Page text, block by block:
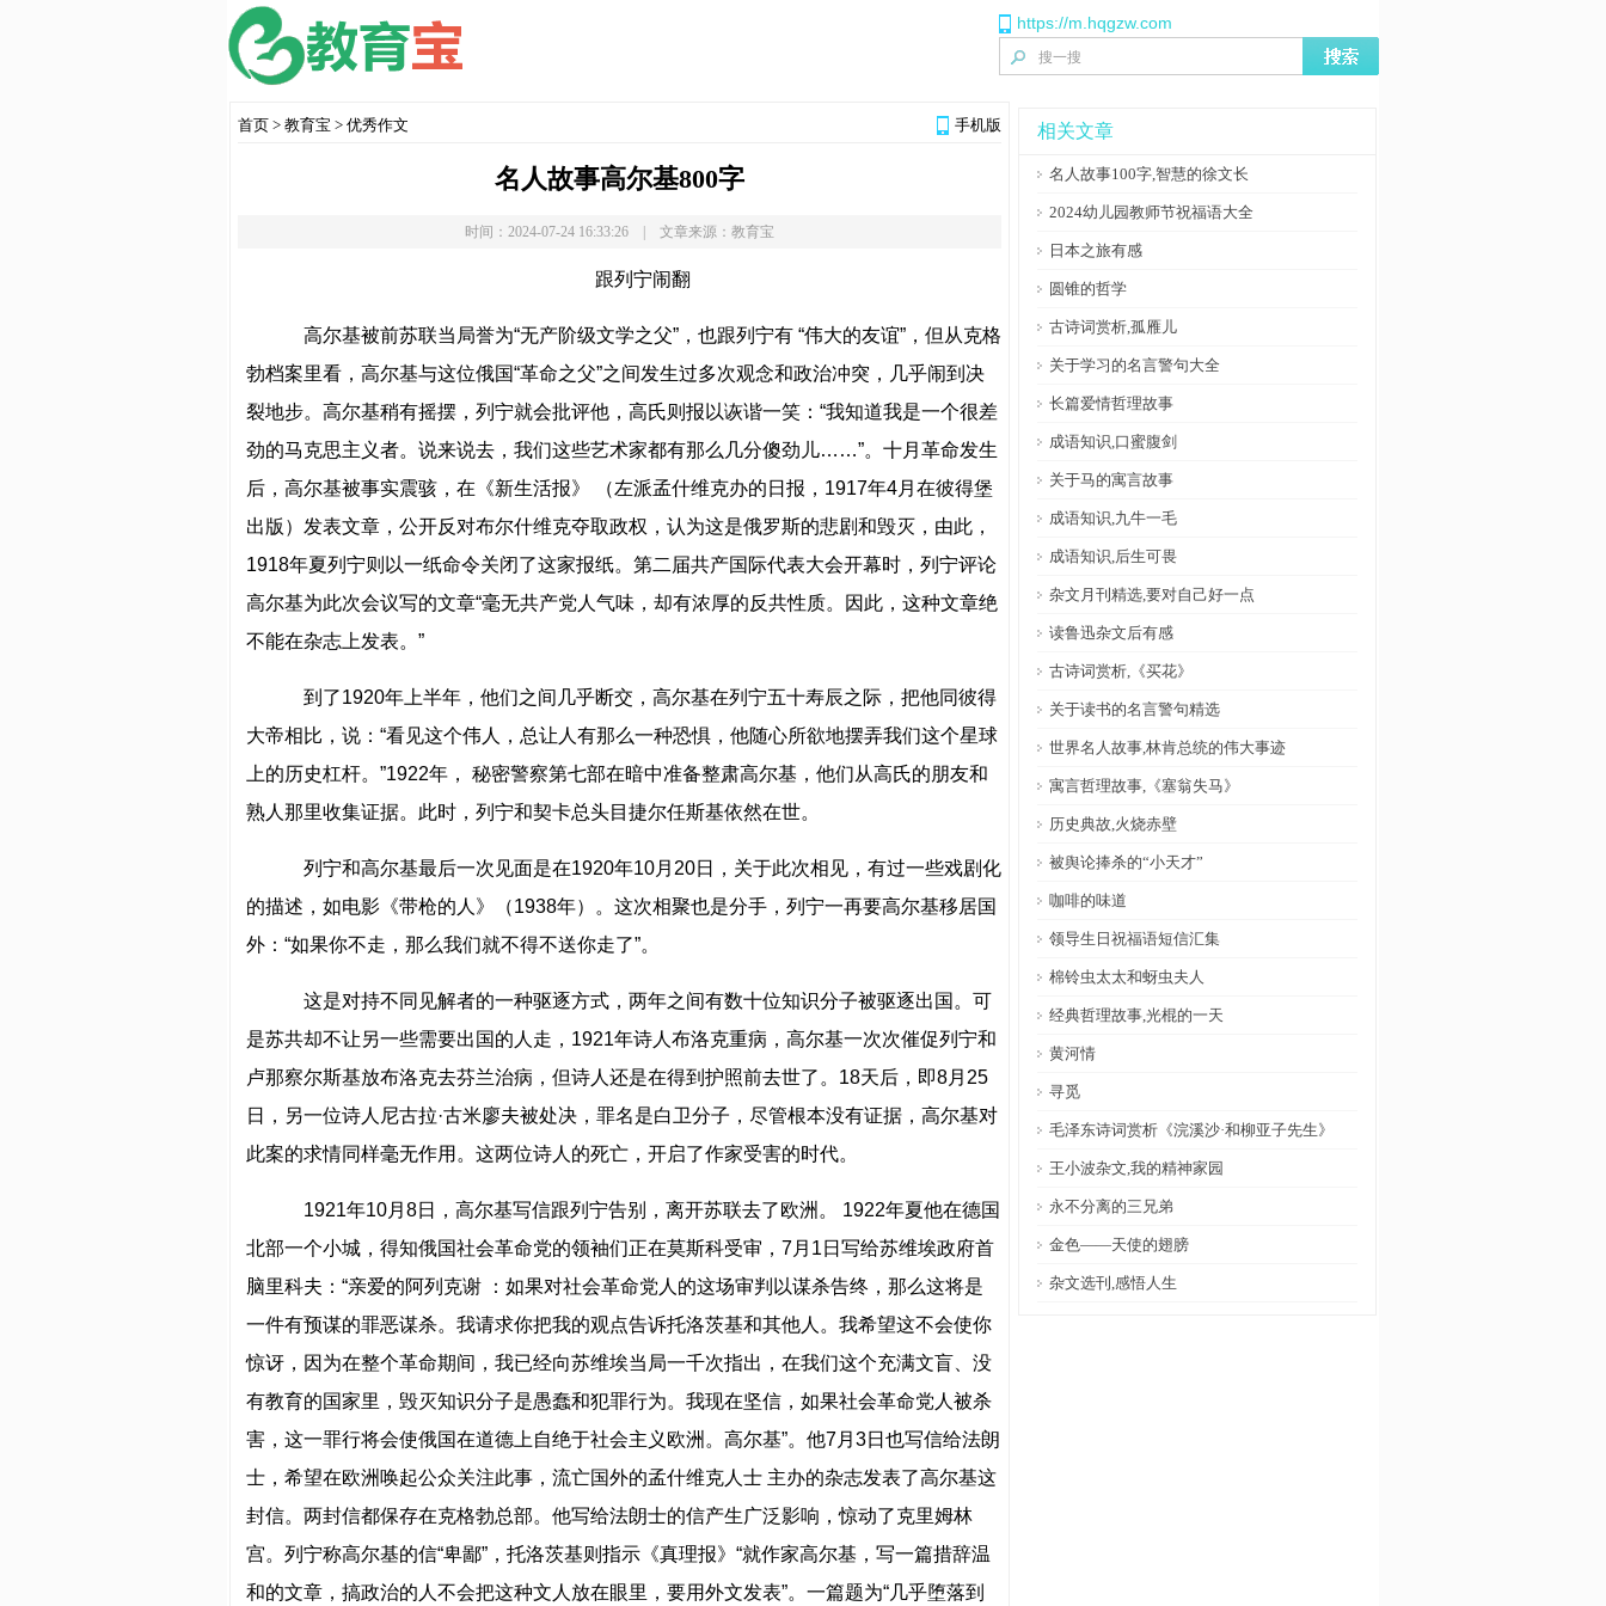
https://m.hqgzw.com
手机版
首页 > 教育宝 > 优秀作文
名人故事高尔基800字
时间：2024-07-24 16:33:26 | 文章来源：教育宝
跟列宁闹翻
高尔基被前苏联当局誉为“无产阶级文学之父”，也跟列宁有 “伟大的友谊”，但从克格
勃档案里看，高尔基与这位俄国“革命之父”之间发生过多次观念和政治冲突，几乎闹到决
裂地步。高尔基稍有摇摆，列宁就会批评他，高氏则报以诙谐一笑：“我知道我是一个很差
劲的马克思主义者。说来说去，我们这些艺术家都有那么几分傻劲儿……”。十月革命发生
后，高尔基被事实震骇，在《新生活报》 （左派孟什维克办的日报，1917年4月在彼得堡
出版）发表文章，公开反对布尔什维克夺取政权，认为这是俄罗斯的悲剧和毁灭，由此，
1918年夏列宁则以一纸命令关闭了这家报纸。第二届共产国际代表大会开幕时，列宁评论
高尔基为此次会议写的文章“毫无共产党人气味，却有浓厚的反共性质。因此，这种文章绝
不能在杂志上发表。”
到了1920年上半年，他们之间几乎断交，高尔基在列宁五十寿辰之际，把他同彼得
大帝相比，说：“看见这个伟人，总让人有那么一种恐惧，他随心所欲地摆弄我们这个星球
上的历史杠杆。”1922年， 秘密警察第七部在暗中准备整肃高尔基，他们从高氏的朋友和
熟人那里收集证据。此时，列宁和契卡总头目捷尔任斯基依然在世。
列宁和高尔基最后一次见面是在1920年10月20日，关于此次相见，有过一些戏剧化
的描述，如电影《带枪的人》（1938年）。这次相聚也是分手，列宁一再要高尔基移居国
外：“如果你不走，那么我们就不得不送你走了”。
这是对持不同见解者的一种驱逐方式，两年之间有数十位知识分子被驱逐出国。可
是苏共却不让另一些需要出国的人走，1921年诗人布洛克重病，高尔基一次次催促列宁和
卢那察尔斯基放布洛克去芬兰治病，但诗人还是在得到护照前去世了。18天后，即8月25
日，另一位诗人尼古拉·古米廖夫被处决，罪名是白卫分子，尽管根本没有证据，高尔基对
此案的求情同样毫无作用。这两位诗人的死亡，开启了作家受害的时代。
1921年10月8日，高尔基写信跟列宁告别，离开苏联去了欧洲。 1922年夏他在德国
北部一个小城，得知俄国社会革命党的领袖们正在莫斯科受审，7月1日写给苏维埃政府首
脑里科夫：“亲爱的阿列克谢 ：如果对社会革命党人的这场审判以谋杀告终，那么这将是
一件有预谋的罪恶谋杀。我请求你把我的观点告诉托洛茨基和其他人。我希望这不会使你
惊讶，因为在整个革命期间，我已经向苏维埃当局一千次指出，在我们这个充满文盲、没
有教育的国家里，毁灭知识分子是愚蠢和犯罪行为。我现在坚信，如果社会革命党人被杀
害，这一罪行将会使俄国在道德上自绝于社会主义欧洲。高尔基”。他7月3日也写信给法朗
士，希望在欧洲唤起公众关注此事，流亡国外的孟什维克人士 主办的杂志发表了高尔基这
封信。两封信都保存在克格勃总部。他写给法朗士的信产生广泛影响，惊动了克里姆林
宫。列宁称高尔基的信“卑鄙”，托洛茨基则指示《真理报》“就作家高尔基，写一篇措辞温
和的文章，搞政治的人不会把这种文人放在眼里，要用外文发表”。一篇题为“几乎堕落到
相关文章
名人故事100字,智慧的徐文长
2024幼儿园教师节祝福语大全
日本之旅有感
圆锥的哲学
古诗词赏析,孤雁儿
关于学习的名言警句大全
长篇爱情哲理故事
成语知识,口蜜腹剑
关于马的寓言故事
成语知识,九牛一毛
成语知识,后生可畏
杂文月刊精选,要对自己好一点
读鲁迅杂文后有感
古诗词赏析,《买花》
关于读书的名言警句精选
世界名人故事,林肯总统的伟大事迹
寓言哲理故事,《塞翁失马》
历史典故,火烧赤壁
被舆论捧杀的“小天才”
咖啡的味道
领导生日祝福语短信汇集
棉铃虫太太和蚜虫夫人
经典哲理故事,光棍的一天
黄河情
寻觅
毛泽东诗词赏析《浣溪沙·和柳亚子先生》
王小波杂文,我的精神家园
永不分离的三兄弟
金色——天使的翅膀
杂文选刊,感悟人生